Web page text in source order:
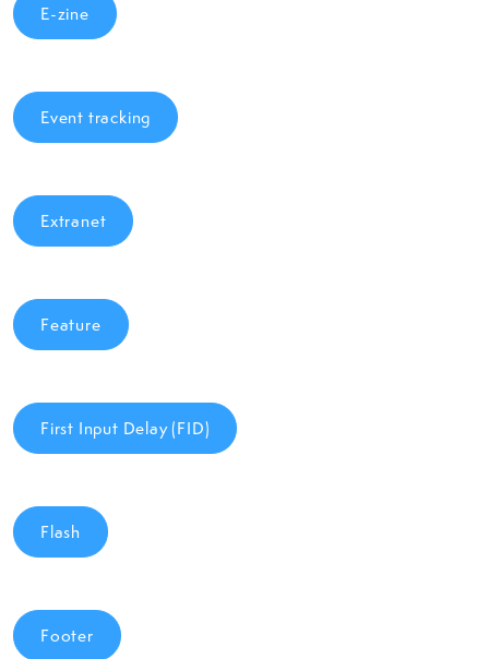
E-zine
Event tracking
Extranet
Feature
First Input Delay (FID)
Flash
Footer